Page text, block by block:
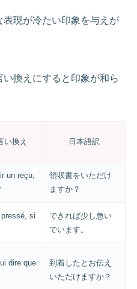
現が冷たい印象を与えが
換えにすると印象が和ら
い換え 日本語訳
un reçu,
領収書をいただけ
ますか？
si
できれば少し急い
でいます。
dire que
到着したとお伝え
いただけますか？